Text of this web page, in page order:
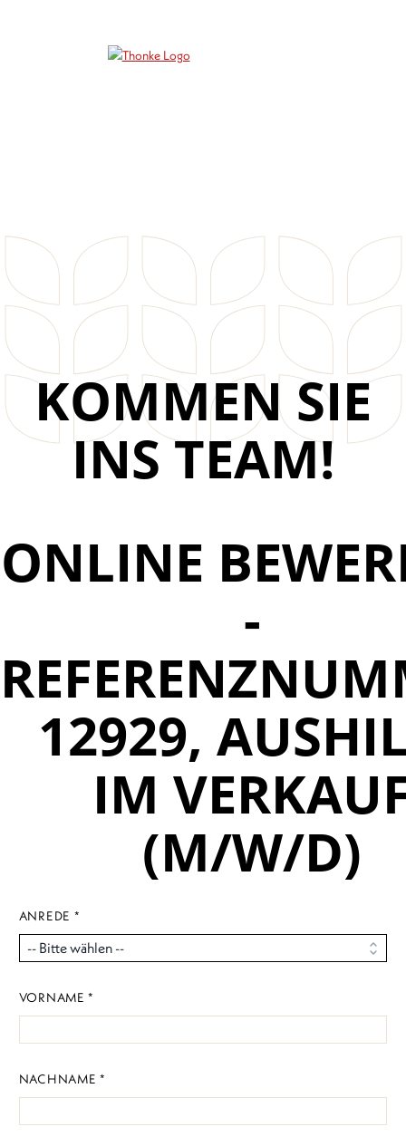
ONLINE
-
12929,
IM
(M/W/D)
KOMMEN SIE
INS TEAM!
ANREDE *
VORNAME *
NACHNAME *